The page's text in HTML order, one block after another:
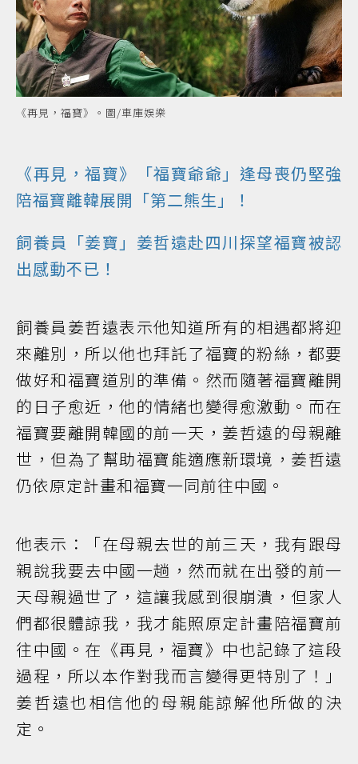
《再見，福寶》。圖/車庫娛樂
《再見，福寶》「福寶爺爺」逢母喪仍堅強
陪福寶離韓展開「第二熊生」！
飼養員「姜寶」姜哲遠赴四川探望福寶被認
出感動不已！
飼養員姜哲遠表示他知道所有的相遇都將迎
來離別，所以他也拜託了福寶的粉絲，都要
做好和福寶道別的準備。然而隨著福寶離開
的日子愈近，他的情緒也變得愈激動。而在
福寶要離開韓國的前一天，姜哲遠的母親離
世，但為了幫助福寶能適應新環境，姜哲遠
仍依原定計畫和福寶一同前往中國。
他表示：「在母親去世的前三天，我有跟母
親說我要去中國一趟，然而就在出發的前一
天母親過世了，這讓我感到很崩潰，但家人
們都很體諒我，我才能照原定計畫陪福寶前
往中國。在《再見，福寶》中也記錄了這段
過程，所以本作對我而言變得更特別了！」
姜哲遠也相信他的母親能諒解他所做的決
定。